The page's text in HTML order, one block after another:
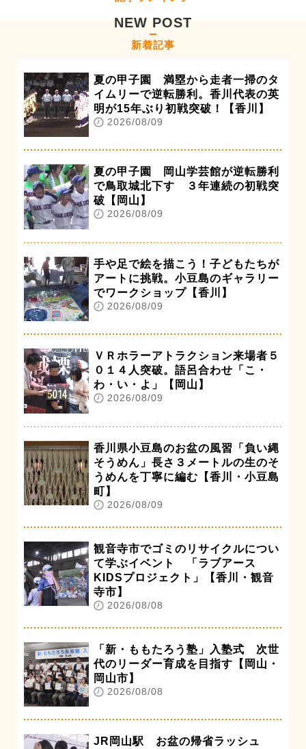
NEW POST
新着記事
夏の甲子園 満塁から走者一掃のタ
イムリーで逆転勝利。香川代表の英
明が15年ぶり初戦突破！【香川】
2026/08/09
夏の甲子園 岡山学芸館が逆転勝利
で鳥取城北下す ３年連続の初戦突
破【岡山】
2026/08/09
手や足で絵を描こう！子どもたちが
アートに挑戦。小豆島のギャラリー
でワークショップ【香川】
2026/08/09
ＶＲホラーアトラクション来場者５
０１４人突破。語呂合わせ「こ・
わ・い・よ」【岡山】
2026/08/09
香川県小豆島のお盆の風習「負い縄
そうめん」長さ３メートルの生のそ
うめんを丁寧に編む【香川・小豆島
町】
2026/08/09
観音寺市でゴミのリサイクルについ
て学ぶイベント 「ラブアース
KIDSプロジェクト」【香川・観音
寺市】
2026/08/08
「新・ももたろう塾」入塾式 次世
代のリーダー育成を目指す【岡山・
岡山市】
2026/08/08
JR岡山駅 お盆の帰省ラッシュ